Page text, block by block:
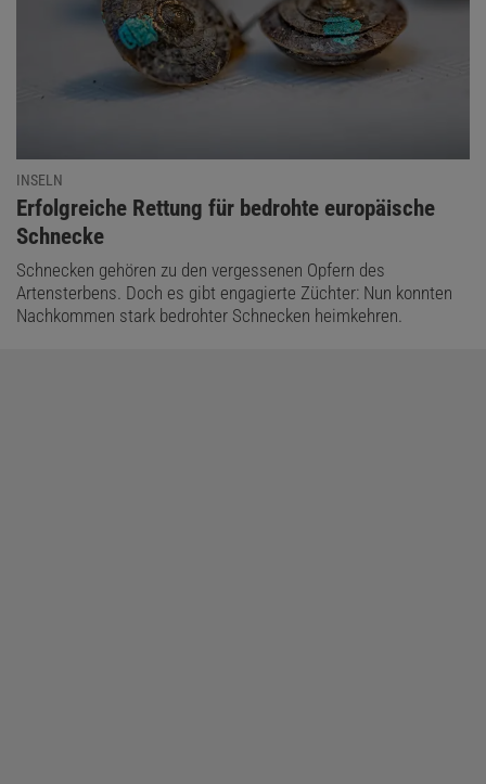
INSELN
:
Erfolgreiche Rettung für bedrohte europäische
Schnecke
Schnecken gehören zu den vergessenen Opfern des
Artensterbens. Doch es gibt engagierte Züchter: Nun konnten
Nachkommen stark bedrohter Schnecken heimkehren.